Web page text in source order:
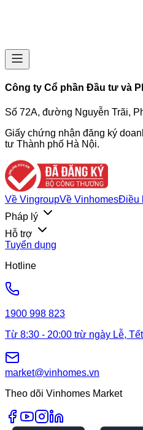
Công ty Cổ phần Đầu tư và
Số 72A, đường Nguyễn Trãi,
Giấy chứng nhận đăng ký
tư Thành phố Hà Nội.
Về VingroupVề VinhomesĐiều
Pháp lý
Hỗ trợ
Tuyển dụng
Hotline
1900 998 823
Từ 8:30 - 20:00 trừ ngày Lễ, Tết
market@vinhomes.vn
Theo dõi Vinhomes Market